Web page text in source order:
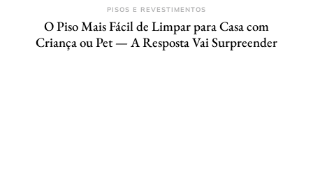
PISOS E REVESTIMENTOS
O Piso Mais Fácil de Limpar para Casa com
Criança ou Pet — A Resposta Vai Surpreender